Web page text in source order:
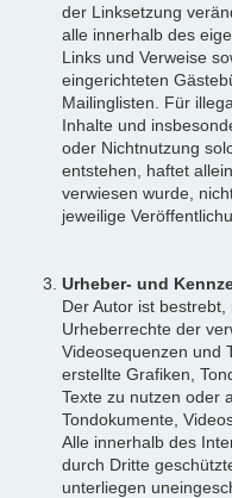
der Linksetzung
alle innerhalb des
Links und Verweise
eingerichteten
Mailinglisten. Für
Inhalte und
oder Nichtnutzung
entstehen, haftet
verwiesen wurde,
jeweilige
Urheber- und
Der Autor ist
Urheberrechte der
Videosequenzen und
erstellte Grafiken,
Texte zu nutzen oder
Tondokumente,
Alle innerhalb des
durch Dritte
unterliegen